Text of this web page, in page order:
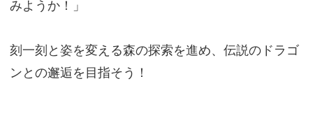
みようか！」
刻一刻と姿を変える森の探索を進め、伝説のドラゴ
ンとの邂逅を目指そう！